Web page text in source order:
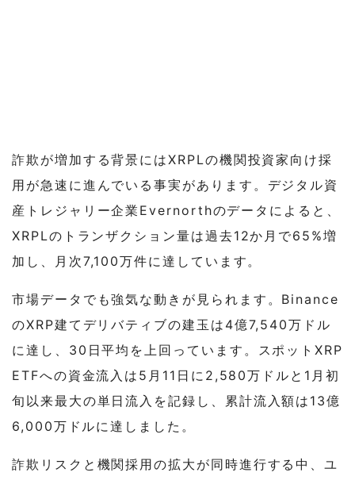
詐欺が増加する背景にはXRPLの機関投資家向け採
用が急速に進んでいる事実があります。デジタル資
産トレジャリー企業Evernorthのデータによると、
XRPLのトランザクション量は過去12か月で65%増
加し、月次7,100万件に達しています。
市場データでも強気な動きが見られます。Binance
のXRP建てデリバティブの建玉は4億7,540万ドル
に達し、30日平均を上回っています。スポットXRP
ETFへの資金流入は5月11日に2,580万ドルと1月初
旬以来最大の単日流入を記録し、累計流入額は13億
6,000万ドルに達しました。
詐欺リスクと機関採用の拡大が同時進行する中、ユ